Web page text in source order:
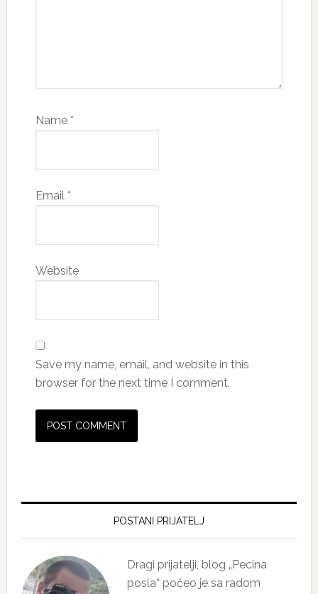
Name *
Email *
Website
Save my name, email, and website in this
browser for the next time I comment.
Primary
POSTANI PRIJATELJ
Dragi prijatelji, blog „Pecina
posla“ počeo je sa radom